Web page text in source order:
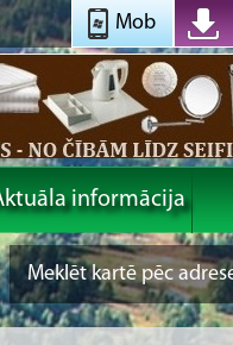
Mob
informācija